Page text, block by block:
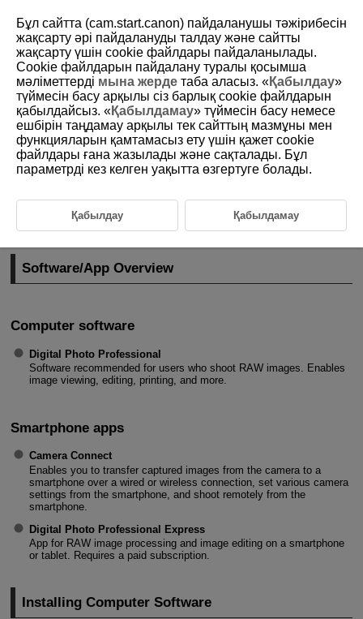
D292-013
Software/Apps
Software/App Overview
Installing Computer Software
Installing Smartphone Apps
Software Instruction Manuals
Software/App Overview
Computer software
Digital Photo Professional
Software recommended for users who shoot RAW images. Enables
image viewing, editing, printing, and more.
Smartphone apps
Camera Connect
Enables you to transfer captured images from the camera to a
smartphone over a wired or wireless connection, set various camera
settings from the smartphone, and shoot remotely from the
smartphone.
Digital Photo Professional Express
App for RAW image processing and image editing on a smartphone
or tablet. Requires a paid subscription.
Installing Computer Software
Бұл сайтта (cam.start.canon) пайдаланушы тәжірибесін
жақсарту әрі пайдалануды талдау және сайтты
жақсарту үшін сookie файлдары пайдаланылады.
Cookie файлдарын пайдалану туралы қосымша
мәліметтерді мына жерде таба аласыз. «Қабылдау»
түймесін басу арқылы сіз барлық cookie файлдарын
қабылдайсыз. «Қабылдамау» түймесін басу немесе
ешбірін таңдамау арқылы тек сайттың мазмұны мен
функцияларын қамтамасыз ету үшін қажет cookie
файлдары ғана жазылады және сақталады. Бұл
параметрді кез келген уақытта өзгертуге болады.
Қабылдау Қабылдамау